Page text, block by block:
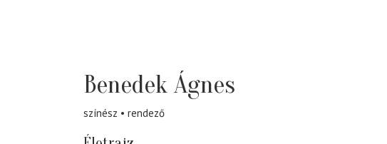
Benedek Ágnes
színész rendező